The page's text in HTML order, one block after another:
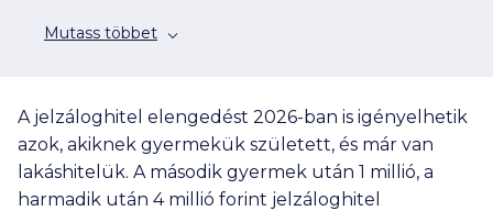
Mutass többet
A jelzáloghitel elengedést 2026-ban is igényelhetik
azok, akiknek gyermekük született, és már van
lakáshitelük. A második gyermek után 1 millió, a
harmadik után 4 millió forint jelzáloghitel